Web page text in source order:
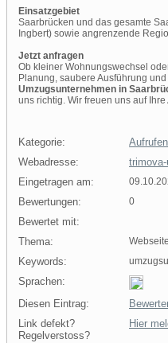
Einsatzgebiet
Saarbrücken und das gesamte
Ingbert) sowie angrenzende
Jetzt anfragen
Ob kleiner Wohnungswechsel
Planung, saubere Ausführung
Umzugsunternehmen in
uns richtig. Wir freuen uns auf Ihre
Kategorie:
Aufrufen
Webadresse:
Eingetragen am:
Bewertungen: 0
Bewertet mit:
Thema: Webseite
Keywords:
Sprachen:
Diesen Eintrag:
Link defekt?
Regelverstoss?
Hier